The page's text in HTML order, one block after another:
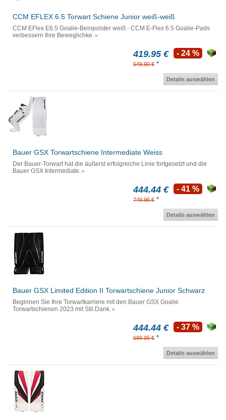
CCM EFLEX 6.5 Torwart Schiene Junior weiß-weiß
CCM EFlex E6.5 Goalie-Beinpolster weiß - CCM E-Flex 6.5 Goalie-Pads
verbessern Ihre Beweglichke.
419.95 €
549.90 € *
- 24 %
Details auswählen
Bauer GSX Torwartschiene Intermediate Weiss
Der Bauer-Torwart hat die äußerst erfolgreiche Linie fortgesetzt und die
Bauer GSX Intermediate.
444.44 €
749.95 € *
- 41 %
Details auswählen
Bauer GSX Limited Edition II Torwartschiene Junior Schwarz
Beginnen Sie Ihre Torwartkarriere mit den Bauer GSX Goalie
Torwartschienen 2023 mit Stil.Dank.
444.44 €
699.95 € *
- 37 %
Details auswählen